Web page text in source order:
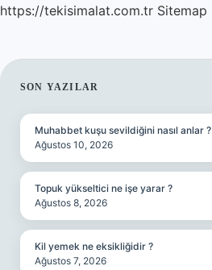
https://tekisimalat.com.tr Sitemap
SIDEBAR
SON YAZILAR
Muhabbet kuşu sevildiğini nasıl anlar ?
Ağustos 10, 2026
Topuk yükseltici ne işe yarar ?
Ağustos 8, 2026
Kil yemek ne eksikliğidir ?
Ağustos 7, 2026